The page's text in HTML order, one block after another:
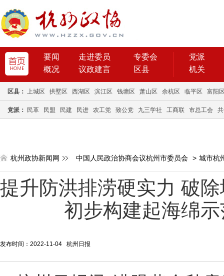
要闻 走进委员
专委会
概况
议政建言 区县
党派
机关
区县： 上城区 拱墅区 西湖区 滨江区 钱塘区 萧山区 余杭区 临平区 富阳
党派： 民革 民盟 民建 民进 农工党 致公党 九三学社 工商联 市总工会
杭州政协新闻网 中国人民政治协商会议杭州市委员会 > 城市杭
提升防洪排涝硬实力 破
初步构建起海绵
发布时间：2022-11-04 杭州日报